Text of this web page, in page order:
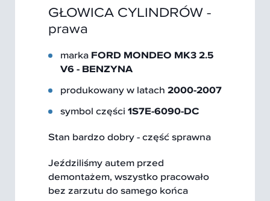
GŁOWICA CYLINDRÓW -
prawa
marka FORD MONDEO MK3 2.5
V6 - BENZYNA
produkowany w latach 2000-2007
symbol części 1S7E-6090-DC
Stan bardzo dobry - część sprawna
Jeździliśmy autem przed
demontażem, wszystko pracowało
bez zarzutu do samego końca